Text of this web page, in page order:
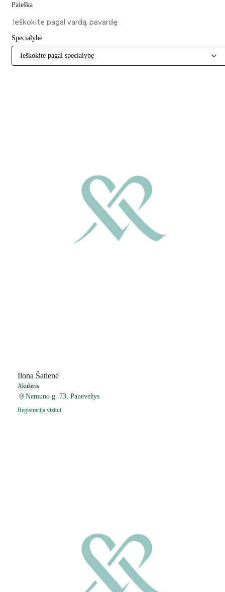
Paieška
Specialybė
Ieškokite pagal specialybę
Ilona Šatienė
Akušeris
Nemuno g. 73, Panevėžys
Registracija vizitui